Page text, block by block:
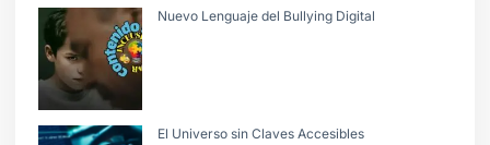
Nuevo Lenguaje del Bullying Digital
El Universo sin Claves Accesibles